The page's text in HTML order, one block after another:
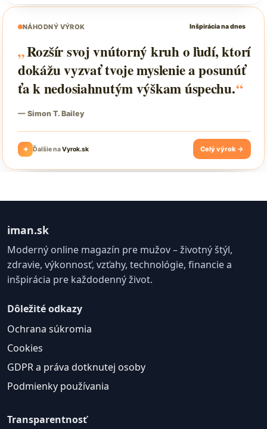
iman.sk
Moderný online magazín pre mužov – životný štýl,
zdravie, výkonnosť, vzťahy, technológie, financie a
inšpirácia pre každodenný život.
Dôležité odkazy
Ochrana súkromia
Cookies
GDPR a práva dotknutej osoby
Podmienky používania
Transparentnosť